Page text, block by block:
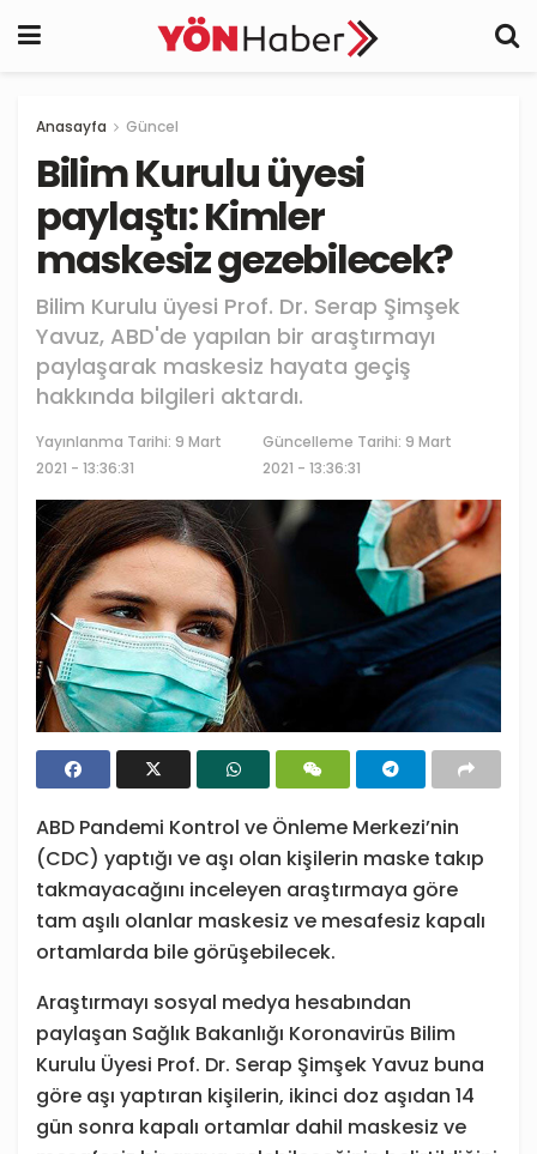
Anasayfa Güncel
Bilim Kurulu üyesi
paylaştı: Kimler
maskesiz gezebilecek?
Bilim Kurulu üyesi Prof. Dr. Serap Şimşek
Yavuz, ABD'de yapılan bir araştırmayı
paylaşarak maskesiz hayata geçiş
hakkında bilgileri aktardı.
Yayınlanma Tarihi: 9 Mart
2021 - 13:36:31
Güncelleme Tarihi: 9 Mart
2021 - 13:36:31
ABD Pandemi Kontrol ve Önleme Merkezi’nin
(CDC) yaptığı ve aşı olan kişilerin maske takıp
takmayacağını inceleyen araştırmaya göre
tam aşılı olanlar maskesiz ve mesafesiz kapalı
ortamlarda bile görüşebilecek.
Araştırmayı sosyal medya hesabından
paylaşan Sağlık Bakanlığı Koronavirüs Bilim
Kurulu Üyesi Prof. Dr. Serap Şimşek Yavuz buna
göre aşı yaptıran kişilerin, ikinci doz aşıdan 14
gün sonra kapalı ortamlar dahil maskesiz ve